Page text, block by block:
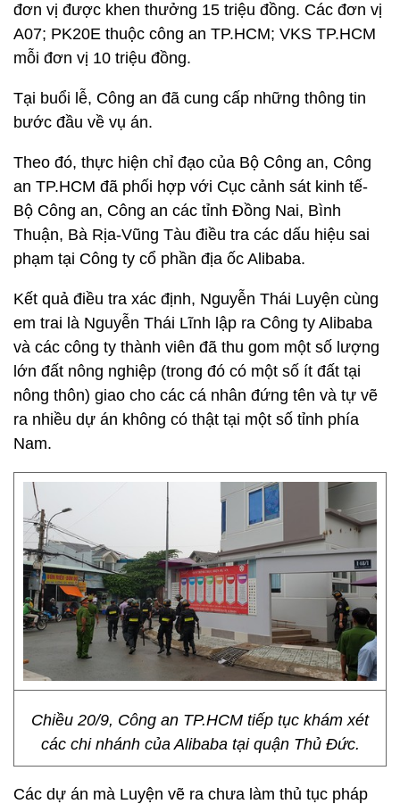
đơn vị được khen thưởng 15 triệu đồng. Các đơn vị
A07; PK20E thuộc công an TP.HCM; VKS TP.HCM
mỗi đơn vị 10 triệu đồng.
Tại buổi lễ, Công an đã cung cấp những thông tin
bước đầu về vụ án.
Theo đó, thực hiện chỉ đạo của Bộ Công an, Công
an TP.HCM đã phối hợp với Cục cảnh sát kinh tế-
Bộ Công an, Công an các tỉnh Đồng Nai, Bình
Thuận, Bà Rịa-Vũng Tàu điều tra các dấu hiệu sai
phạm tại Công ty cổ phần địa ốc Alibaba.
Kết quả điều tra xác định, Nguyễn Thái Luyện cùng
em trai là Nguyễn Thái Lĩnh lập ra Công ty Alibaba
và các công ty thành viên đã thu gom một số lượng
lớn đất nông nghiệp (trong đó có một số ít đất tại
nông thôn) giao cho các cá nhân đứng tên và tự vẽ
ra nhiều dự án không có thật tại một số tỉnh phía
Nam.
Chiều 20/9, Công an TP.HCM tiếp tục khám xét
các chi nhánh của Alibaba tại quận Thủ Đức.
Các dự án mà Luyện vẽ ra chưa làm thủ tục pháp